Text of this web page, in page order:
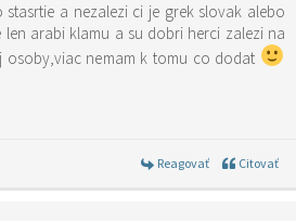
a nezalezi ci je grek slovak alebo
arabi klamu a su dobri herci zalezi na
osoby,viac nemam k tomu co dodat
Reagovať Citovať